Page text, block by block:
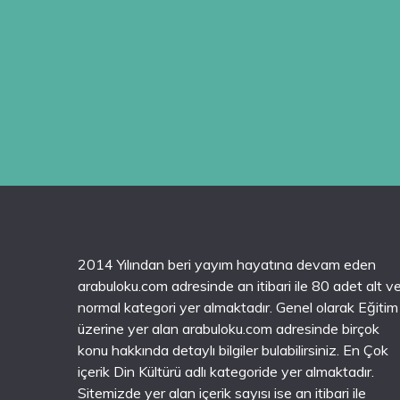
2014 Yılından beri yayım hayatına devam eden
arabuloku.com adresinde an itibari ile 80 adet alt
normal kategori yer almaktadır. Genel olarak Eğitim
üzerine yer alan arabuloku.com adresinde birçok
konu hakkında detaylı bilgiler bulabilirsiniz. En Çok
içerik Din Kültürü adlı kategoride yer almaktadır.
Sitemizde yer alan içerik sayısı ise an itibari ile